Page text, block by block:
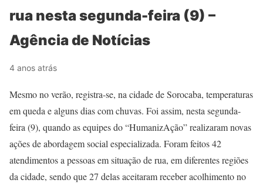
rua nesta segunda-feira (9) –
Agência de Notícias
4 anos atrás
Mesmo no verão, registra-se, na cidade de Sorocaba, temperaturas
em queda e alguns dias com chuvas. Foi assim, nesta segunda-
feira (9), quando as equipes do “HumanizAção” realizaram novas
ações de abordagem social especializada. Foram feitos 42
atendimentos a pessoas em situação de rua, em diferentes regiões
da cidade, sendo que 27 delas aceitaram receber acolhimento no